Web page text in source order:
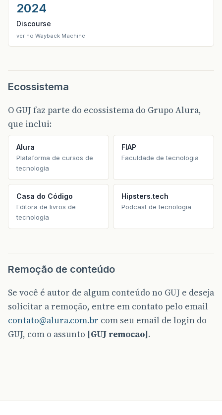
2024
Discourse
ver no Wayback Machine
Ecossistema
O GUJ faz parte do ecossistema do Grupo Alura,
que inclui:
Alura
Plataforma de cursos de
tecnologia
FIAP
Faculdade de tecnologia
Casa do Código
Editora de livros de
tecnologia
Hipsters.tech
Podcast de tecnologia
Remoção de conteúdo
Se você é autor de algum conteúdo no GUJ e deseja
solicitar a remoção, entre em contato pelo email
contato@alura.com.br com seu email de login do
GUJ, com o assunto [GUJ remocao].